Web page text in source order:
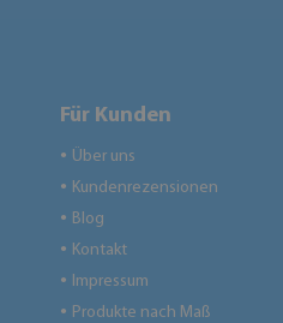
Für Kunden
● Über uns
● Kundenrezensionen
● Blog
● Kontakt
● Impressum
● Produkte nach Maß